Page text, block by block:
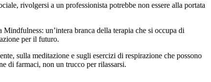
rivolgersi a un professionista potrebbe non essere alla portata
un’intera branca della terapia che si occupa di
per il futuro.
sulla meditazione e sugli esercizi di respirazione che possono
di farmaci, non un trucco per rilassarsi.